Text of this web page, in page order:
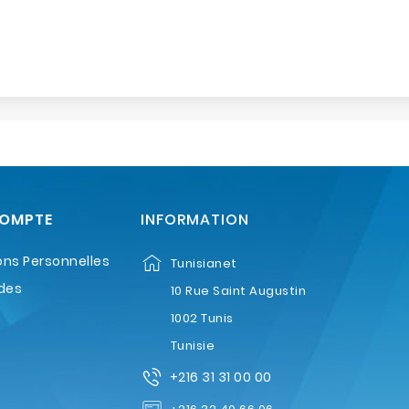
Personnelles
INFORMATION
Tunisianet
10 Rue Saint Augustin
1002 Tunis
Tunisie
+216 31 31 00 00